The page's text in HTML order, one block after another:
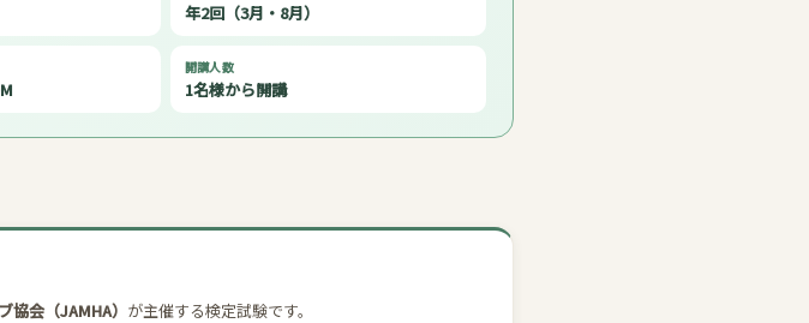
年2回（3月・8月）
開講人数
1名様から開講
協会（JAMHA） が主催する検定試験です。